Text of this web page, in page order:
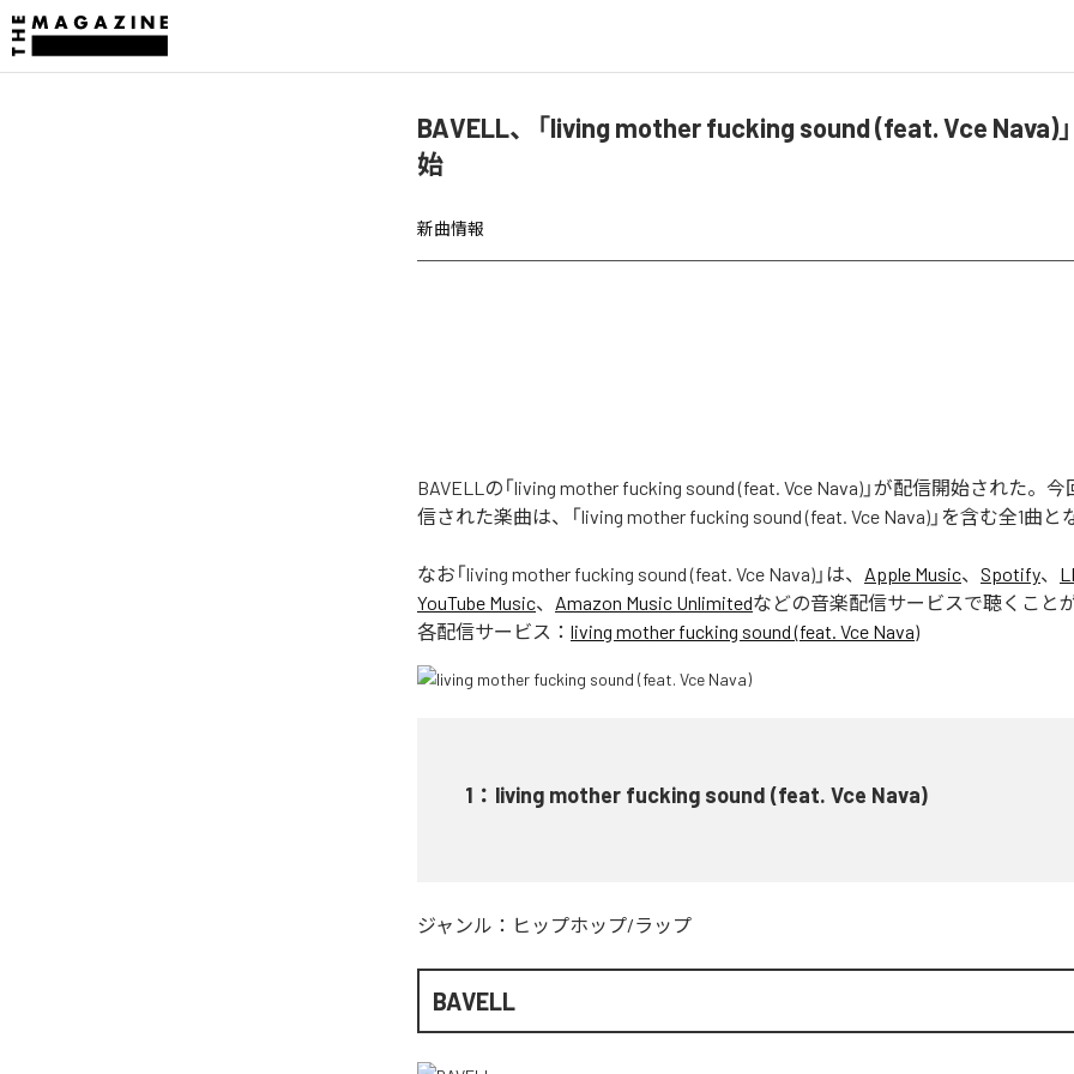
BAVELL、「living mother fucking sound (feat. Vce Nava)
始
新曲情報
BAVELLの「living mother fucking sound (feat. Vce Nava)」が配信開始された。
信された楽曲は、「living mother fucking sound (feat. Vce Nava)」を含む全1曲と
なお「living mother fucking sound (feat. Vce Nava) 」は、 Apple Music、 Spotify、
YouTube Music、 Amazon Music Unlimitedなどの音楽配信サービスで聴くこと
各配信サービス： living mother fucking sound (feat. Vce Nava)
1 ： living mother fucking sound (feat. Vce Nava)
ジャンル： ヒップホップ/ラップ
BAVELL